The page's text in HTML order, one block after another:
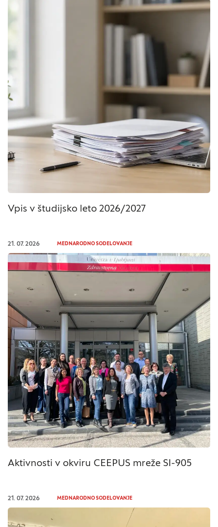
Vpis v študijsko leto 2026/2027
21. 07. 2026 MEDNARODNO SODELOVANJE
Aktivnosti v okviru CEEPUS mreže SI-905
21. 07. 2026 MEDNARODNO SODELOVANJE